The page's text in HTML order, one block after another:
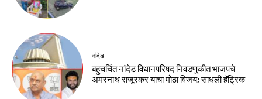
नांदेड
बहुचर्चित नांदेड विधानपरिषद निवडणुकीत भाजपचे
अमरनाथ राजूरकर यांचा मोठा विजय; साधली हॅट्रिक